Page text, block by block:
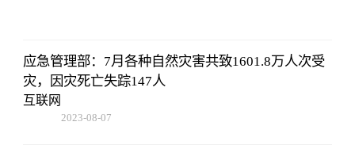
应急管理部：7月各种自然灾害共致1601.8万人次受
灾，因灾死亡失踪147人
互联网
2023-08-07